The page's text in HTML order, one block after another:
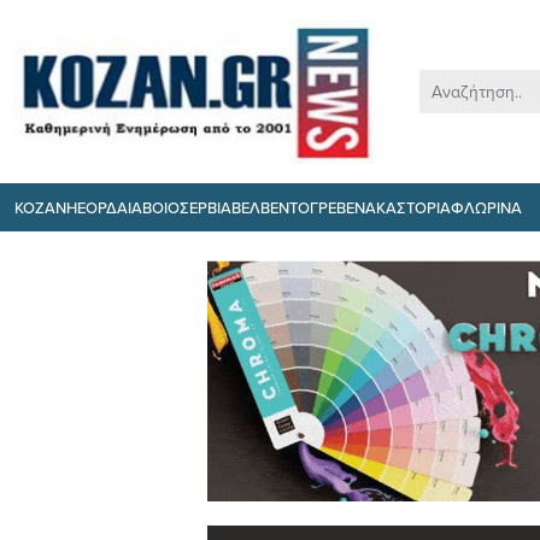
ΚΟΖΑΝΗΕΟΡΔΑΙΑΒΟΙΟΣΕΡΒΙΑΒΕΛΒΕΝΤΟΓΡΕΒΕΝΑΚΑΣΤΟΡΙΑΦΛΩΡΙΝΑ